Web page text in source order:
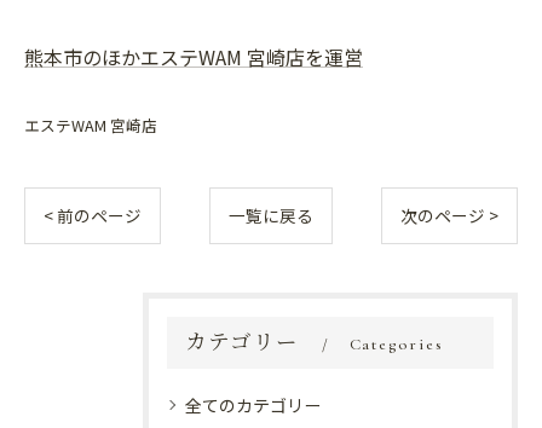
熊本市のほかエステWAM 宮崎店を運営
エステWAM 宮崎店
< 前のページ 一覧に戻る 次のページ >
カテゴリー Categories
全てのカテゴリー